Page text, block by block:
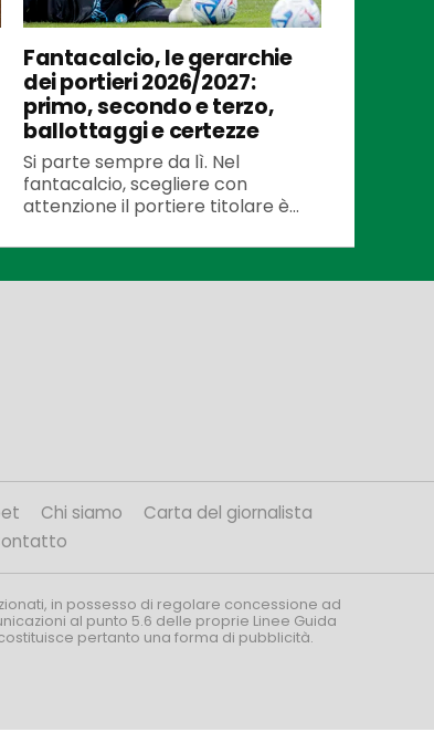
Fantacalcio, le gerarchie
dei portieri 2026/2027:
primo, secondo e terzo,
ballottaggi e certezze
Si parte sempre da lì. Nel
fantacalcio, scegliere con
attenzione il portiere titolare è...
Chi siamo
Carta del giornalista
in possesso di regolare concessione ad
al punto 5.6 delle proprie Linee Guida
pertanto una forma di pubblicità.